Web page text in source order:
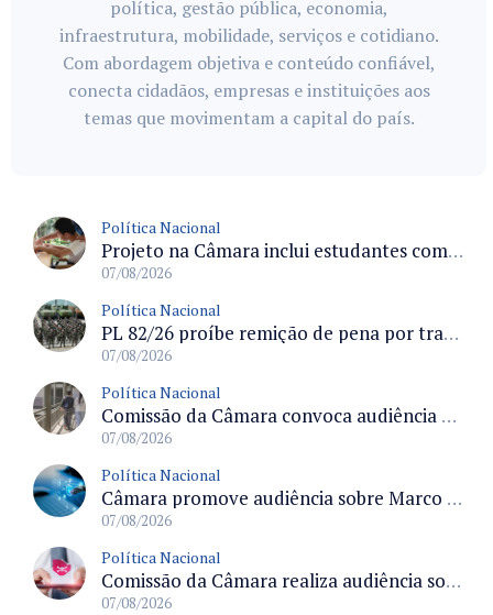
política, gestão pública, economia,
infraestrutura, mobilidade, serviços e cotidiano.
Com abordagem objetiva e conteúdo confiável,
conecta cidadãos, empresas e instituições aos
temas que movimentam a capital do país.
Política Nacional
Projeto na Câmara inclui estudantes com deficiência no regime escolar especial da LDB e estabelece critérios para frequência
07/08/2026
Política Nacional
PL 82/26 proíbe remição de pena por trabalho em funções militares para condenados por crimes contra o Estado Democrático de Direito
07/08/2026
Política Nacional
Comissão da Câmara convoca audiência para discutir misoginia nas escolas e universidades após divulgação de listas misóginas
07/08/2026
Política Nacional
Câmara promove audiência sobre Marco de Fomento à Economia Digital e impactos da inteligência artificial
07/08/2026
Política Nacional
Comissão da Câmara realiza audiência sobre apostas online para medir o tamanho do mercado ilegal
07/08/2026